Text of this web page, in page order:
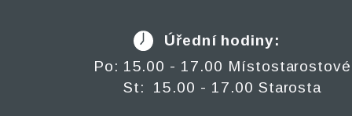
Úřední hodiny:
Po: 15.00 - 17.00 Místostarostové
St: 15.00 - 17.00 Starosta